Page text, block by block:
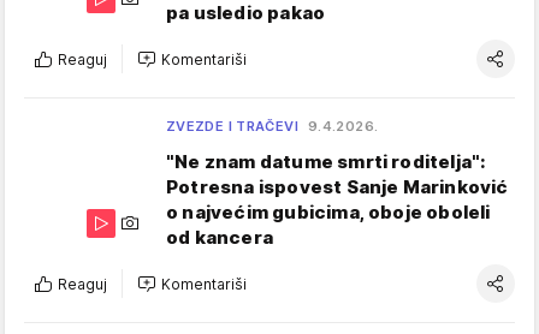
pa usledio pakao
Reaguj Komentariši
ZVEZDE I TRAČEVI 9.4.2026.
"Ne znam datume smrti roditelja":
Potresna ispovest Sanje Marinković
o najvećim gubicima, oboje oboleli
od kancera
Reaguj Komentariši